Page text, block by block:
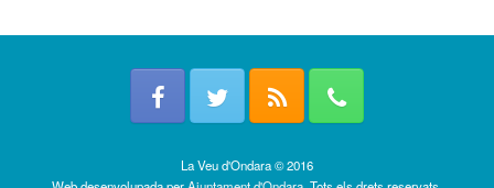
La Veu d'Ondara © 2016